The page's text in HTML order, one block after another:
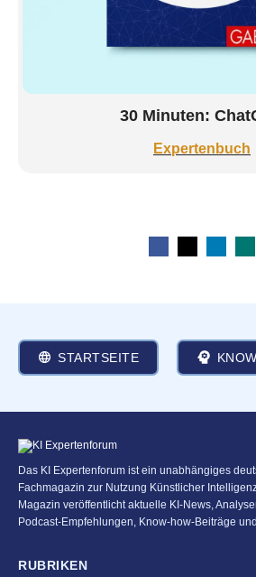
30 Minuten:
Expertenbuch
STARTSEITE
Das KI Expertenforum ist ein unabhängiges
Fachmagazin zur Nutzung Künstlicher
Magazin veröffentlicht aktuelle KI-News,
Podcast-Empfehlungen, Know-how-Beiträge
RUBRIKEN